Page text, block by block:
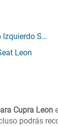
Seat Leon
Leon
Cupra Leon
podrás